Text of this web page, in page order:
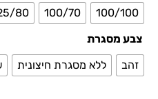
100/100
100/70
80
צבע מסגרת
זהב
ללא מסגרת חיצונית